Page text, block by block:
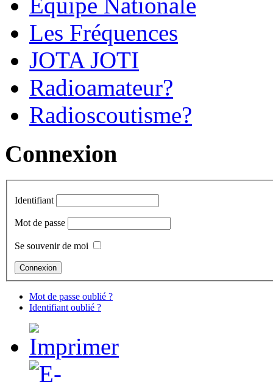
Les Fréquences
JOTA JOTI
Radioamateur?
Radioscoutisme?
Connexion
Identifiant
Mot de passe
Se souvenir de moi
Mot de passe oublié ?
Identifiant oublié ?